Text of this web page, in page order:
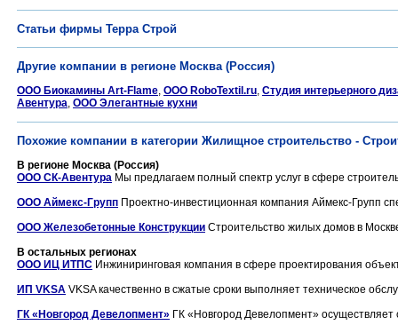
Статьи фирмы Терра Строй
Другие компании в регионе Москва (Россия)
ООО Биокамины Art-Flame, ООО RoboTextil.ru, Студия интерьерного
Авентура, ООО Элегантные кухни
Похожие компании в категории Жилищное строительство -
В регионе Москва (Россия)
ООО СК-Авентура Мы предлагаем полный спектр услуг в сфере
ООО Аймекс-Групп Проектно-инвестиционная компания Аймекс-Групп
ООО Железобетонные Конструкции Строительство жилых домов в
В остальных регионах
ООО ИЦ ИТПС Инжиниринговая компания в сфере проектирования
ИП VKSA VKSA качественно в сжатые сроки выполняет техническое
ГК «Новгород Девелопмент» ГК «Новгород Девелопмент»